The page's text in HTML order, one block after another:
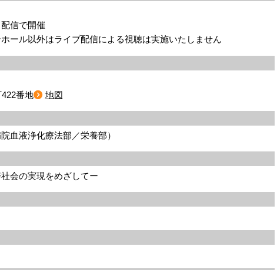
信で開催
ール以外はライブ配信による視聴は実施いたしません
番地
地図
血液浄化療法部／栄養部）
会の実現をめざしてー